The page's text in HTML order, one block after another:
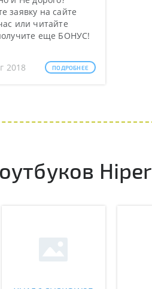
заявку на сайте
или читайте
еще БОНУС!
2018 ПОДРОБНЕЕ
Hiper